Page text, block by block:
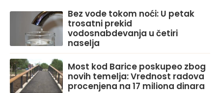
Bez vode tokom noći: U petak
trosatni prekid
vodosnabdevanja u četiri
naselja
Most kod Barice poskupeo zbog
novih temelja: Vrednost radova
procenjena na 17 miliona dinara